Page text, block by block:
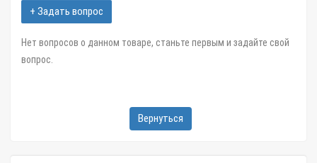
+ Задать вопрос
Нет вопросов о данном товаре, станьте первым и задайте свой
вопрос.
Вернуться